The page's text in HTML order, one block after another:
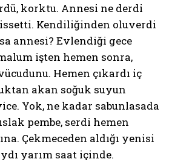
korktu. Annesi ne derdi
Kendiliğinden oluverdi
annesi? Evlendiği gece
işten hemen sonra,
Hemen çıkardı iç
akan soğuk suyun
Yok, ne kadar sabunlasada
pembe, serdi hemen
Çekmeceden aldığı yenisi
yarım saat içinde.